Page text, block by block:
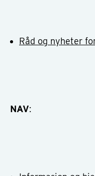
Råd og nyheter
NAV: